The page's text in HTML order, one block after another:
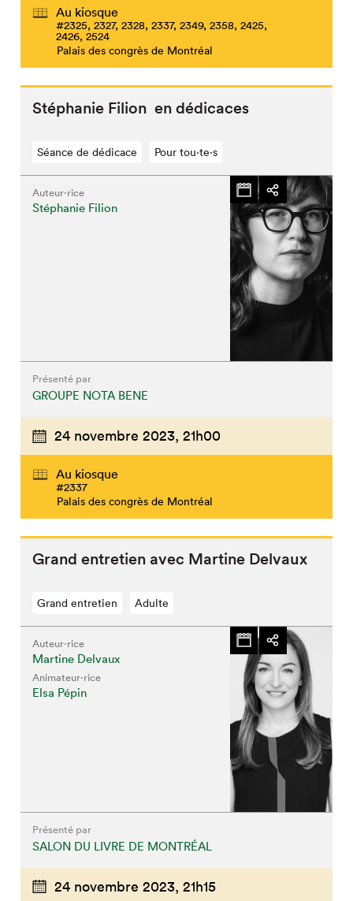
Au kiosque
#2325, 2327, 2328, 2337, 2349, 2358, 2425,
2426, 2524
Palais des congrès de Montréal
Stéphanie Filion en dédicaces
Séance de dédicace Pour tou⋅te⋅s
Auteur·rice
Stéphanie Filion
Présenté par
GROUPE NOTA BENE
24 novembre 2023, 21h00
Au kiosque
#2337
Palais des congrès de Montréal
Grand entretien avec Martine Delvaux
Grand entretien Adulte
Auteur·rice
Martine Delvaux
Animateur⋅rice
Elsa Pépin
Présenté par
SALON DU LIVRE DE MONTRÉAL
24 novembre 2023, 21h15